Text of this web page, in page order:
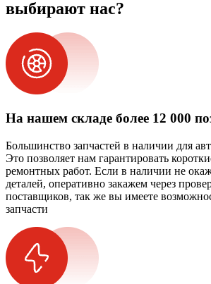
выбирают нас?
На нашем складе более 12 000
Большинство запчастей в наличии для
Это позволяет нам гарантировать
ремонтных работ. Если в наличии не
деталей, оперативно закажем через
поставщиков, так же вы имеете
запчасти